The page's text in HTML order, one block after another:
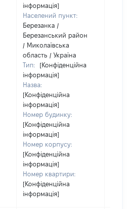
інформація]
Населений пункт:
Березанка /
Березанський район
/ Миколаївська
область / Україна
Тип:
[Конфіденційна
інформація]
Назва:
[Конфіденційна
інформація]
Номер будинку:
[Конфіденційна
інформація]
Номер корпусу:
[Конфіденційна
інформація]
Номер квартири:
[Конфіденційна
інформація]